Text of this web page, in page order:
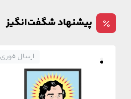
پیشنهاد شگفت‌انگیز
ارسال فوری